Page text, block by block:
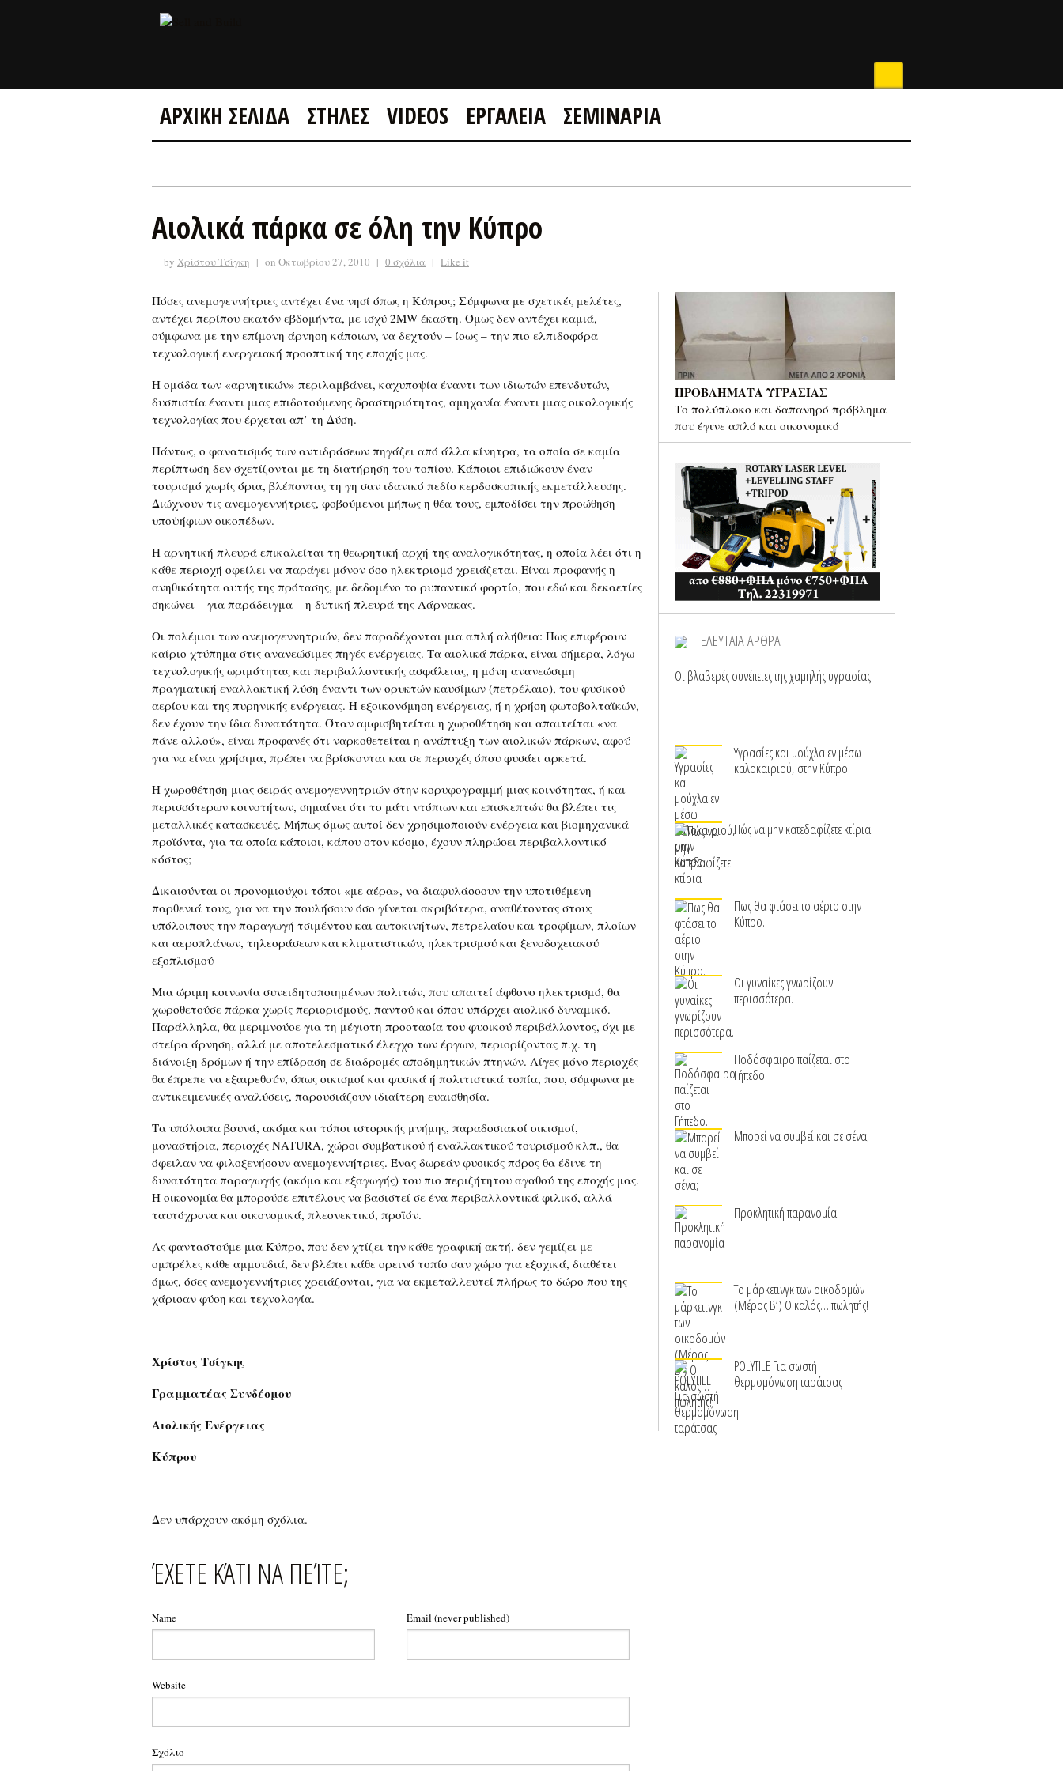
ΑΡΧΙΚΗ ΣΕΛΙΔΑ ΣΤΗΛΕΣ VIDEOS ΕΡΓΑΛΕΙΑ ΣΕΜΙΝΑΡΙΑ
Αιολικά πάρκα σε όλη την Κύπρο
by Χρίστου Τσίγκη | on Οκτωβρίου 27, 2010 | 0 σχόλια | Like it
Πόσες ανεμογεννήτριες αντέχει ένα νησί όπως η Κύπρος; Σύμφωνα με σχετικές μελέτες,
αντέχει περίπου εκατόν εβδομήντα, με ισχύ 2MW έκαστη. Όμως δεν αντέχει καμιά,
σύμφωνα με την επίμονη άρνηση κάποιων, να δεχτούν – ίσως – την πιο ελπιδοφόρα
τεχνολογική ενεργειακή προοπτική της εποχής μας.
Η ομάδα των «αρνητικών» περιλαμβάνει, καχυποψία έναντι των ιδιωτών επενδυτών,
δυσπιστία έναντι μιας επιδοτούμενης δραστηριότητας, αμηχανία έναντι μιας οικολογικής
τεχνολογίας που έρχεται απ’ τη Δύση.
Πάντως, ο φανατισμός των αντιδράσεων πηγάζει από άλλα κίνητρα, τα οποία σε καμία
περίπτωση δεν σχετίζονται με τη διατήρηση του τοπίου. Κάποιοι επιδιώκουν έναν
τουρισμό χωρίς όρια, βλέποντας τη γη σαν ιδανικό πεδίο κερδοσκοπικής εκμετάλλευσης.
Διώχνουν τις ανεμογεννήτριες, φοβούμενοι μήπως η θέα τους, εμποδίσει την προώθηση
υποψήφιων οικοπέδων.
Η αρνητική πλευρά επικαλείται τη θεωρητική αρχή της αναλογικότητας, η οποία λέει ότι η
κάθε περιοχή οφείλει να παράγει μόνον όσο ηλεκτρισμό χρειάζεται. Είναι προφανής η
ανηθικότητα αυτής της πρότασης, με δεδομένο το ρυπαντικό φορτίο, που εδώ και δεκαετίες
σηκώνει – για παράδειγμα – η δυτική πλευρά της Λάρνακας.
Οι πολέμιοι των ανεμογεννητριών, δεν παραδέχονται μια απλή αλήθεια: Πως επιφέρουν
καίριο χτύπημα στις ανανεώσιμες πηγές ενέργειας. Τα αιολικά πάρκα, είναι σήμερα, λόγω
τεχνολογικής ωριμότητας και περιβαλλοντικής ασφάλειας, η μόνη ανανεώσιμη
πραγματική εναλλακτική λύση έναντι των ορυκτών καυσίμων (πετρέλαιο), του φυσικού
αερίου και της πυρηνικής ενέργειας. Η εξοικονόμηση ενέργειας, ή η χρήση φωτοβολταϊκών,
δεν έχουν την ίδια δυνατότητα. Όταν αμφισβητείται η χωροθέτηση και απαιτείται «να
πάνε αλλού», είναι προφανές ότι ναρκοθετείται η ανάπτυξη των αιολικών πάρκων, αφού
για να είναι χρήσιμα, πρέπει να βρίσκονται και σε περιοχές όπου φυσάει αρκετά.
Η χωροθέτηση μιας σειράς ανεμογεννητριών στην κορυφογραμμή μιας κοινότητας, ή και
περισσότερων κοινοτήτων, σημαίνει ότι το μάτι ντόπιων και επισκεπτών θα βλέπει τις
μεταλλικές κατασκευές. Μήπως όμως αυτοί δεν χρησιμοποιούν ενέργεια και βιομηχανικά
προϊόντα, για τα οποία κάποιοι, κάπου στον κόσμο, έχουν πληρώσει περιβαλλοντικό
κόστος;
Δικαιούνται οι προνομιούχοι τόποι «με αέρα», να διαφυλάσσουν την υποτιθέμενη
παρθενιά τους, για να την πουλήσουν όσο γίνεται ακριβότερα, αναθέτοντας στους
υπόλοιπους την παραγωγή τσιμέντου και αυτοκινήτων, πετρελαίου και τροφίμων, πλοίων
και αεροπλάνων, τηλεοράσεων και κλιματιστικών, ηλεκτρισμού και ξενοδοχειακού
εξοπλισμού
Μια ώριμη κοινωνία συνειδητοποιημένων πολιτών, που απαιτεί άφθονο ηλεκτρισμό, θα
χωροθετούσε πάρκα χωρίς περιορισμούς, παντού και όπου υπάρχει αιολικό δυναμικό.
Παράλληλα, θα μεριμνούσε για τη μέγιστη προστασία του φυσικού περιβάλλοντος, όχι με
στείρα άρνηση, αλλά με αποτελεσματικό έλεγχο των έργων, περιορίζοντας π.χ. τη
διάνοιξη δρόμων ή την επίδραση σε διαδρομές αποδημητικών πτηνών. Λίγες μόνο περιοχές
θα έπρεπε να εξαιρεθούν, όπως οικισμοί και φυσικά ή πολιτιστικά τοπία, που, σύμφωνα με
αντικειμενικές αναλύσεις, παρουσιάζουν ιδιαίτερη ευαισθησία.
Τα υπόλοιπα βουνά, ακόμα και τόποι ιστορικής μνήμης, παραδοσιακοί οικισμοί,
μοναστήρια, περιοχές NATURA, χώροι συμβατικού ή εναλλακτικού τουρισμού κλπ., θα
όφειλαν να φιλοξενήσουν ανεμογεννήτριες. Ένας δωρεάν φυσικός πόρος θα έδινε τη
δυνατότητα παραγωγής (ακόμα και εξαγωγής) του πιο περιζήτητου αγαθού της εποχής μας.
Η οικονομία θα μπορούσε επιτέλους να βασιστεί σε ένα περιβαλλοντικά φιλικό, αλλά
ταυτόχρονα και οικονομικά, πλεονεκτικό, προϊόν.
Ας φανταστούμε μια Κύπρο, που δεν χτίζει την κάθε γραφική ακτή, δεν γεμίζει με
ομπρέλες κάθε αμμουδιά, δεν βλέπει κάθε ορεινό τοπίο σαν χώρο για εξοχικά, διαθέτει
όμως, όσες ανεμογεννήτριες χρειάζονται, για να εκμεταλλευτεί πλήρως το δώρο που της
χάρισαν φύση και τεχνολογία.
Χρίστος Τσίγκης
Γραμματέας Συνδέσμου
Αιολικής Ενέργειας
Κύπρου
Δεν υπάρχουν ακόμη σχόλια.
ΈΧΕΤΕ ΚΆΤΙ ΝΑ ΠΕΊΤΕ;
Name Email (never published)
Website
Σχόλιο
ΠΡΟΒΛΗΜΑΤΑ ΥΓΡΑΣΙΑΣ
Το πολύπλοκο και δαπανηρό πρόβλημα
που έγινε απλό και οικονομικό
ΤΕΛΕΥΤΑΙΑ ΑΡΘΡΑ
Οι βλαβερές συνέπειες της χαμηλής υγρασίας
Υγρασίες και μούχλα εν μέσω
καλοκαιριού, στην Κύπρο
Πώς να μην κατεδαφίζετε κτίρια
Πως θα φτάσει το αέριο στην
Κύπρο.
Οι γυναίκες γνωρίζουν
περισσότερα.
Ποδόσφαιρο παίζεται στο
Γήπεδο.
Μπορεί να συμβεί και σε σένα;
Προκλητική παρανομία
Το μάρκετινγκ των οικοδομών
(Μέρος Β’) Ο καλός… πωλητής!
POLYTILE Για σωστή
θερμομόνωση ταράτσας